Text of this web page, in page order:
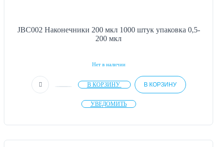
JBC002 Наконечники 200 мкл 1000 штук упаковка 0,5-
200 мкл
Нет в наличии
В КОРЗИНУ В КОРЗИНУ
УВЕДОМИТЬ